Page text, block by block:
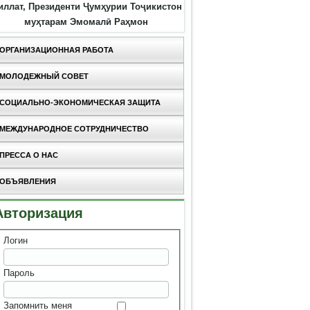
Президенти Ҷумҳурии Тоҷикистон
муҳтарам Эмомалӣ Раҳмон
ОРГАНИЗАЦИОННАЯ РАБОТА
МОЛОДЕЖНЫЙ СОВЕТ
СОЦИАЛЬНО-ЭКОНОМИЧЕСКАЯ ЗАЩИТА
МЕЖДУНАРОДНОЕ СОТРУДНИЧЕСТВО
ПРЕССА О НАС
ОБЪЯВЛЕНИЯ
Логин
Пароль
Запомнить меня